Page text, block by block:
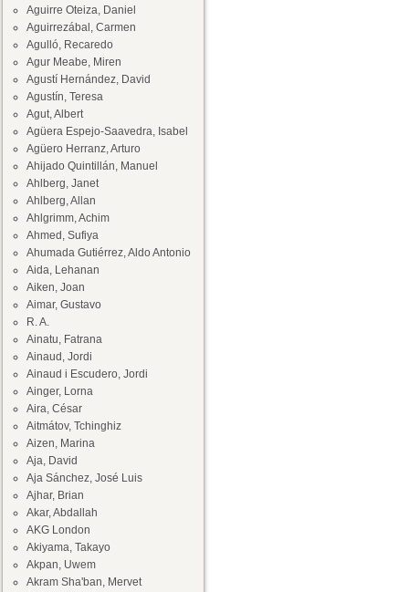
Aguirre Oteiza, Daniel
Aguirrezábal, Carmen
Agulló, Recaredo
Agur Meabe, Miren
Agustí Hernández, David
Agustín, Teresa
Agut, Albert
Agüera Espejo-Saavedra, Isabel
Agüero Herranz, Arturo
Ahijado Quintillán, Manuel
Ahlberg, Janet
Ahlberg, Allan
Ahlgrimm, Achim
Ahmed, Sufiya
Ahumada Gutiérrez, Aldo Antonio
Aida, Lehanan
Aiken, Joan
Aimar, Gustavo
R. A.
Ainatu, Fatrana
Ainaud, Jordi
Ainaud i Escudero, Jordi
Ainger, Lorna
Aira, César
Aitmátov, Tchinghiz
Aizen, Marina
Aja, David
Aja Sánchez, José Luis
Ajhar, Brian
Akar, Abdallah
AKG London
Akiyama, Takayo
Akpan, Uwem
Akram Sha'ban, Mervet